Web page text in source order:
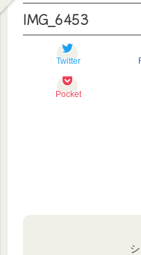
IMG_6453
Twitter
Pocket